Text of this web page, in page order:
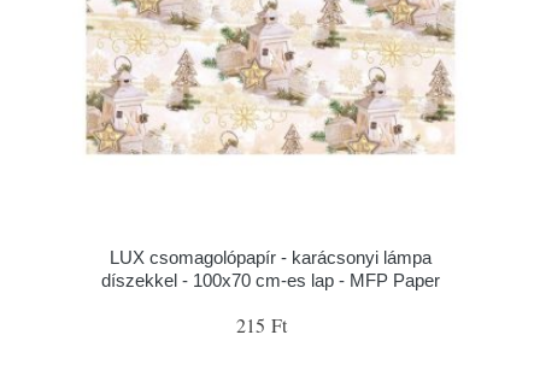
LUX csomagolópapír - karácsonyi lámpa
díszekkel - 100x70 cm-es lap - MFP Paper
215 Ft